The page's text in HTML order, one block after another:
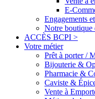
E-
Engagements
Notre boutique
ACCÈS BCPI >
Votre métier
Prêt à porter /
Bijouterie &
Pharmacie &
Caviste &
Vente à